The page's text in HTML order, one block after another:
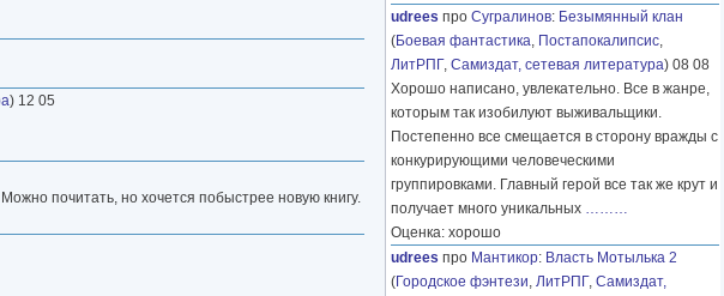
) 12 05
почитать, но хочется побыстрее новую книгу.
udrees про Сугралинов: Безымянный клан
(Боевая фантастика, Постапокалипсис,
ЛитРПГ, Самиздат, сетевая литература) 08 08
Хорошо написано, увлекательно. Все в жанре,
которым так изобилуют выживальщики.
Постепенно все смещается в сторону вражды с
конкурирующими человеческими
группировками. Главный герой все так же крут и
получает много уникальных ………
Оценка: хорошо
udrees про Мантикор: Власть Мотылька 2
(Городское фэнтези, ЛитРПГ, Самиздат,